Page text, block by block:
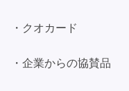
・クオカード
・企業からの協賛品